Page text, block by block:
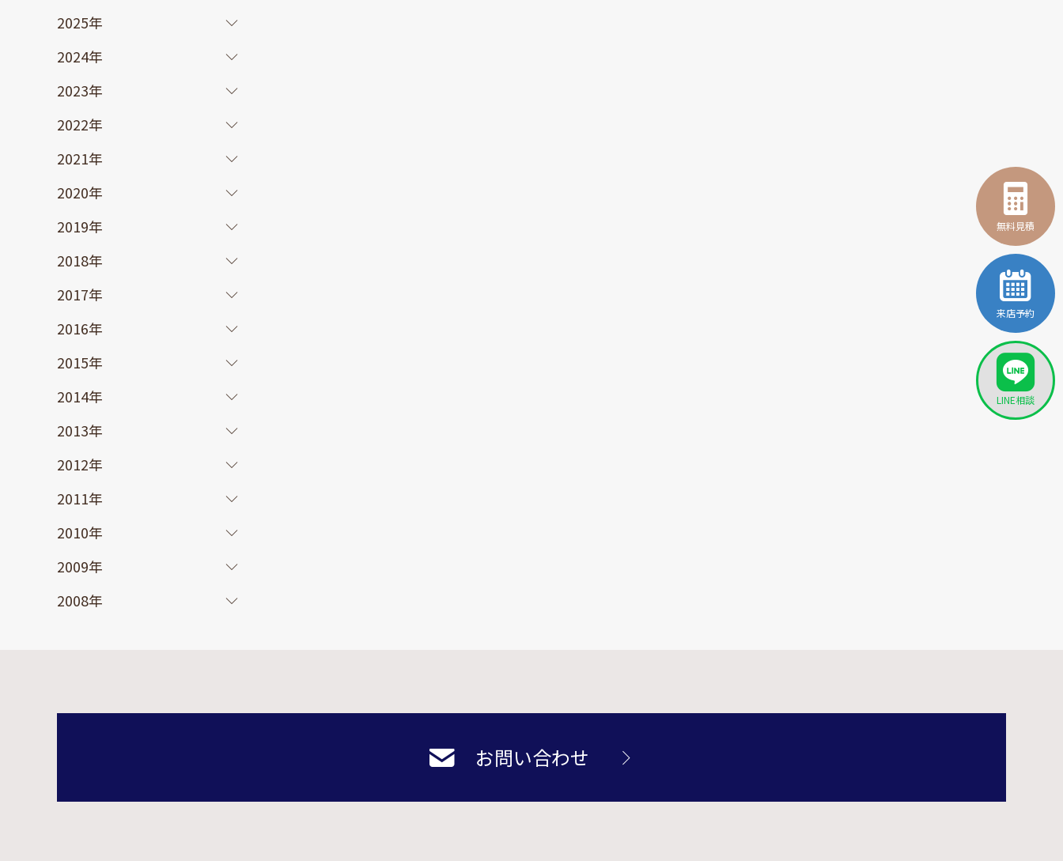
2025年
2024年
2023年
2022年
2021年
2020年
2019年
2018年
2017年
2016年
2015年
2014年
2013年
2012年
2011年
2010年
2009年
2008年
お問い合わせ
無料見積
来店予約
LINE相談